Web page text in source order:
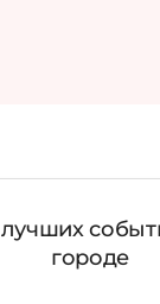
лучших
городе